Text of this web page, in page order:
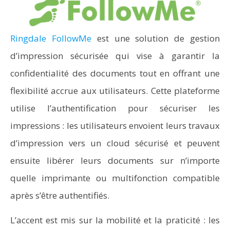
Ringdale FollowMeest une solution de gestion
d’impression sécurisée qui vise à garantir la
confidentialité des documents tout en offrant une
flexibilité accrue aux utilisateurs. Cette plateforme
utilise l’authentification pour sécuriser les
impressions : les utilisateurs envoient leurs travaux
d’impression vers un cloud sécurisé et peuvent
ensuite libérer leurs documents sur n’importe
quelle imprimante ou multifonction compatible
après s’être authentifiés.
L’accent est mis sur la mobilité et la praticité : les